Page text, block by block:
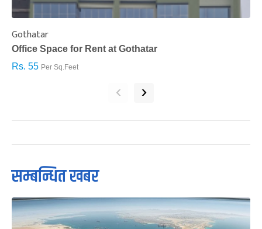
Gothatar
Office Space for Rent at Gothatar
Rs. 55 Per Sq.Feet
‹ ›
सम्बन्धित खबर